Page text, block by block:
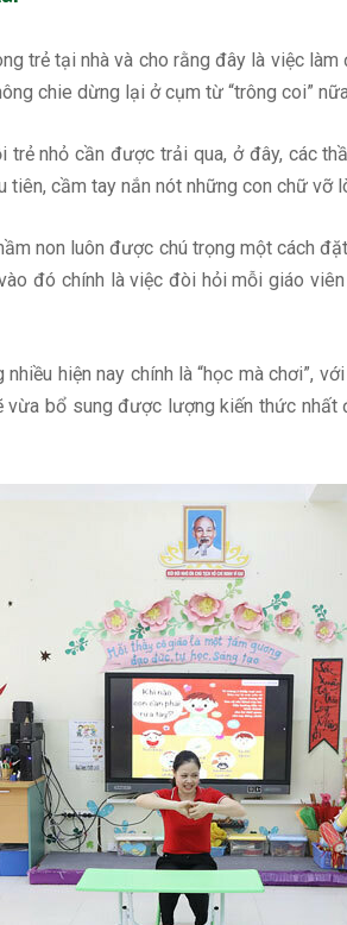
trẻ tại nhà và cho rằng đây là việc
chie dừng lại ở cụm từ “trông coi”
nhỏ cần được trải qua, ở đây, các
cầm tay nắn nót những con chữ vỡ
non luôn được chú trọng một cách
đó chính là việc đòi hỏi mỗi giáo
hiện nay chính là “học mà chơi”,
bổ sung được lượng kiến thức nhất